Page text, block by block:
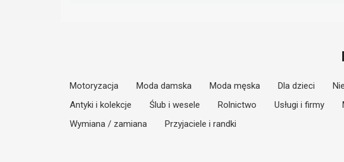
Motoryzacja Moda damska Moda męska Dla dzieci
Antyki i kolekcje
Ślub i wesele Rolnictwo Usługi i firmy
Wymiana / zamiana
Przyjaciele i randki